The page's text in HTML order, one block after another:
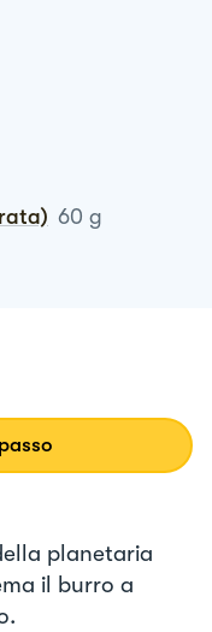
60 g
planetaria
il burro a